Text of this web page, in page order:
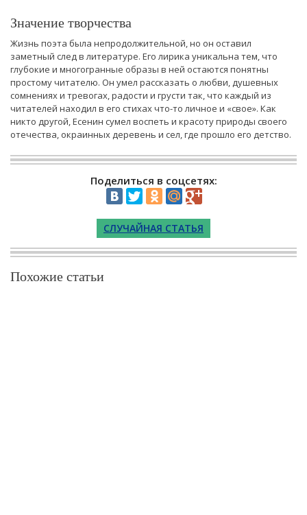
Значение творчества
Жизнь поэта была непродолжительной, но он оставил
заметный след в литературе. Его лирика уникальна тем, что
глубокие и многогранные образы в ней остаются понятны
простому читателю. Он умел рассказать о любви, душевных
сомнениях и тревогах, радости и грусти так, что каждый из
читателей находил в его стихах что-то личное и «свое». Как
никто другой, Есенин сумел воспеть и красоту природы своего
отечества, окраинных деревень и сел, где прошло его детство.
Поделиться в соцсетях:
СЛУЧАЙНАЯ СТАТЬЯ
Похожие статьи